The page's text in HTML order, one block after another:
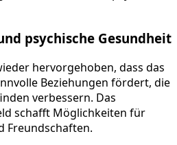
psychische Gesundheit
hervorgehoben, dass das
Beziehungen fördert, die
verbessern. Das
schafft Möglichkeiten für
Freundschaften.